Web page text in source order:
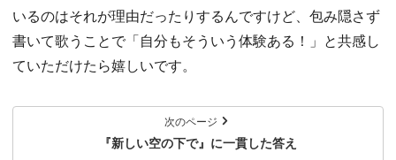
いるのはそれが理由だったりするんですけど、包み隠さず
書いて歌うことで「自分もそういう体験ある！」と共感し
ていただけたら嬉しいです。
次のページ
『新しい空の下で』に一貫した答え